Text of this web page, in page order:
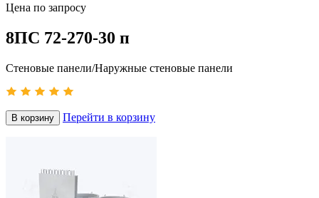
Цена по запросу
8ПС 72-270-30 п
Стеновые панели/Наружные стеновые панели
В корзину Перейти в корзину